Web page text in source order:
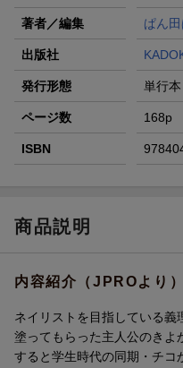
著者／編集 ぱん
出版社
発行形態 単行本
ページ数 168p
ISBN
商品説明
内容紹介（JPROより）
ネイリストを目指している義
塗ってもらった主人公のきよ
すると学生時代の同期・チコ